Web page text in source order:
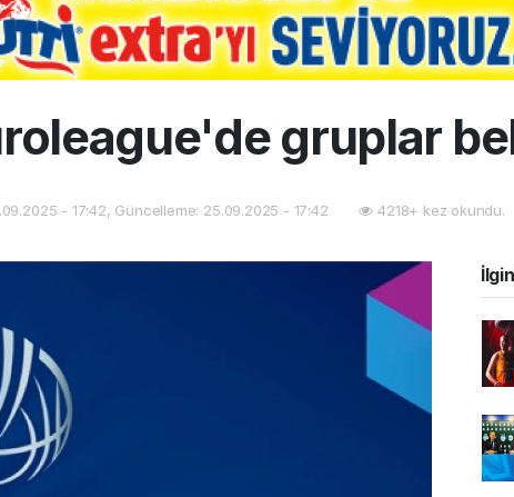
gruplar
- 17:42, Güncelleme: 25.09.2025 - 17:42 4218+ kez okundu.